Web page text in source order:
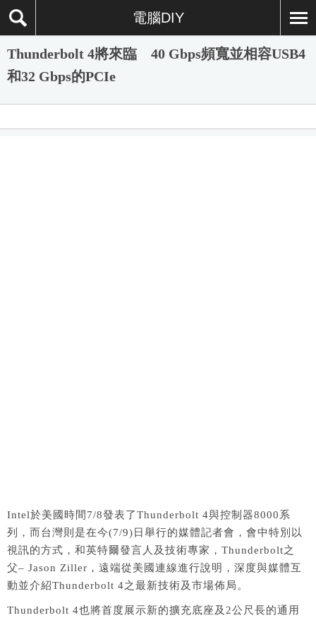
電腦DIY
Thunderbolt 4將來臨 40 Gbps頻寬並相容USB4
和32 Gbps的PCIe
Intel於美國時間7/8發表了Thunderbolt 4與控制器8000系
列，而台灣則是在今(7/9)日舉行的媒體記者會，會中特別以
視訊的方式，和英特爾發言人及技術專家，Thunderbolt之
父– Jason Ziller，遠端從美國連線進行說明，深度與媒體互
動並介紹Thunderbolt 4之最新技術及市場佈局。
Thunderbolt 4也將首度展示新的擴充底座及2公尺長的通用